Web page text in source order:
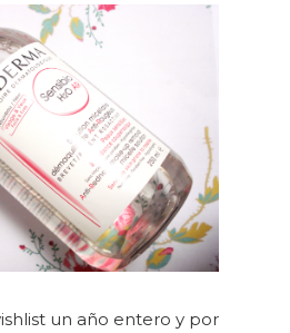
un año entero y por